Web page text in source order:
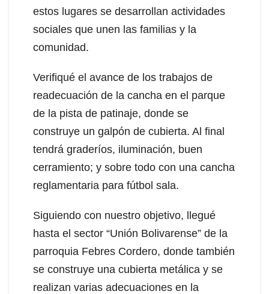
estos lugares se desarrollan actividades
sociales que unen las familias y la
comunidad.
Verifiqué el avance de los trabajos de
readecuación de la cancha en el parque
de la pista de patinaje, donde se
construye un galpón de cubierta. Al final
tendrá graderíos, iluminación, buen
cerramiento; y sobre todo con una cancha
reglamentaria para fútbol sala.
Siguiendo con nuestro objetivo, llegué
hasta el sector “Unión Bolivarense” de la
parroquia Febres Cordero, donde también
se construye una cubierta metálica y se
realizan varias adecuaciones en la